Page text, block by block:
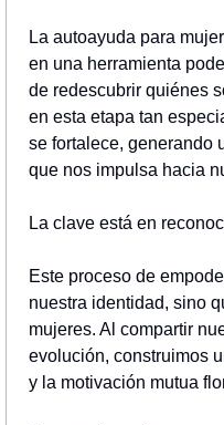
La autoayuda para
en una herramienta
de redescubrir quiénes
en esta etapa tan
se fortalece, generando
que nos impulsa hacia
La clave está en
Este proceso de
nuestra identidad, sino
mujeres. Al compartir
evolución, construimos
y la motivación mutua